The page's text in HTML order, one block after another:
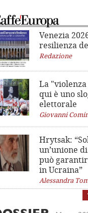
Venezia
resilienza
Redazione
La
qui è uno
elettorale
Giovanni
Hrytsak:
un’unione
può
in Ucraina”
Alessandra